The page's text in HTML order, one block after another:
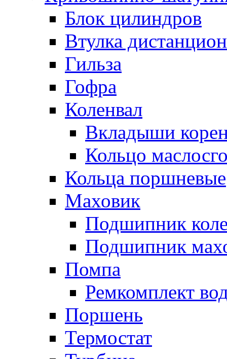
Блок цилиндров
Втулка
Гильза
Гофра
Коленвал
Вкладыши
Кольцо
Кольца поршневые
Маховик
Подшипник
Подшипник
Помпа
Ремкомплект
Поршень
Термостат